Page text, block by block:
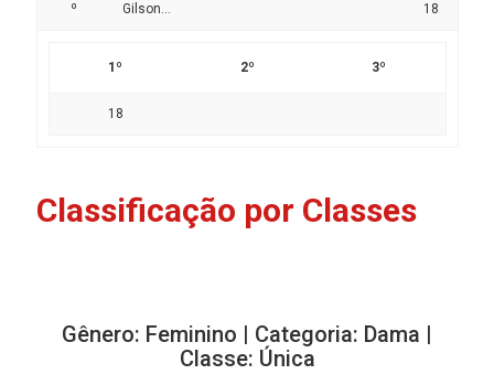
º Gilson... 18
1º 2º 3º
18
Classificação por Classes
Gênero: Feminino | Categoria: Dama |
Classe: Única